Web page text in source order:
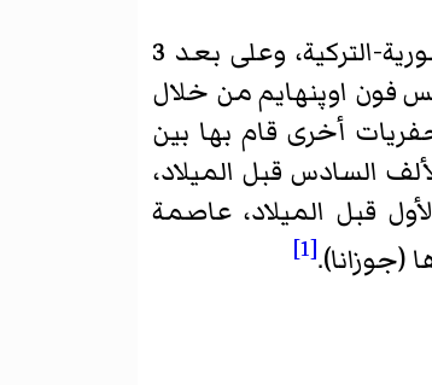
(جوزانا القديمة) الأثري على الضفة الغربية لنهر الخابور، بالقرب من الحدود السورية-التركية، وعلى بعد 3
فون اوپنهايم من خلال
وحفريات أخرى قام بها بين
منذ الألف السادس قبل الميلاد،
قبل الميلاد، عاصمة
(جوزانا).[1]